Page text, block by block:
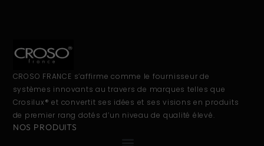
CROSO FRANCE s’affirme comme le fournisseur de
systèmes innovants au travers de marques telles que
Crosilux® et convertit ses idées et ses visions en produits
de premier rang dotés d’un niveau de qualité élevé.
NOS PRODUITS